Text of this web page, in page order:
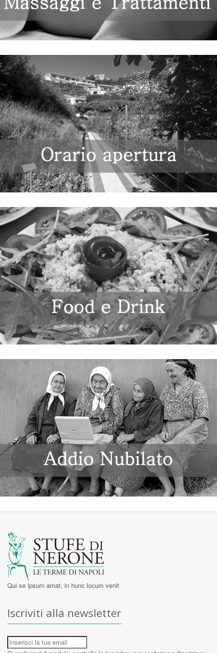
Qui se ipsum amat, in hunc locum venit
Iscriviti alla newsletter